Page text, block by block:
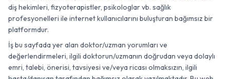
diş hekimleri, fizyoterapistler, psikologlar vb. sağlık
profesyonelleri ile internet kullanıcılarını buluşturan bağımsız bir
platformdur.
İş bu sayfada yer alan doktor/uzman yorumları ve
değerlendirmeleri, ilgili doktorun/uzmanın doğrudan veya dolaylı
emri, talebi, önerisi, tavsiyesi ve/veya ricası olmaksızın, ilgili